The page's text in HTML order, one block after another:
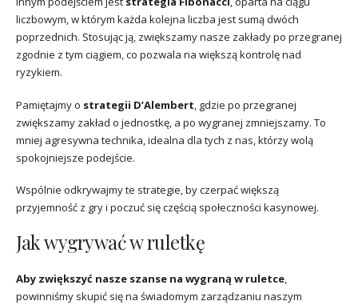
liczbowym, w którym każda kolejna liczba jest sumą dwóch
poprzednich. Stosując ją, zwiększamy nasze zakłady po przegranej
zgodnie z tym ciągiem, co pozwala na większą kontrolę nad
ryzykiem.
Pamiętajmy o strategii D’Alembert, gdzie po przegranej
zwiększamy zakład o jednostkę, a po wygranej zmniejszamy. To
mniej agresywna technika, idealna dla tych z nas, którzy wolą
spokojniejsze podejście.
Wspólnie odkrywajmy te strategie, by czerpać większą
przyjemność z gry i poczuć się częścią społeczności kasynowej.
Jak wygrywać w ruletkę
Aby zwiększyć nasze szanse na wygraną w ruletce,
powinniśmy skupić się na świadomym zarządzaniu naszym